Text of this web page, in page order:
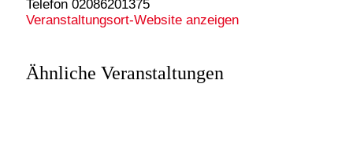
Telefon 02086201375
Veranstaltungsort-Website anzeigen
Ähnliche Veranstaltungen